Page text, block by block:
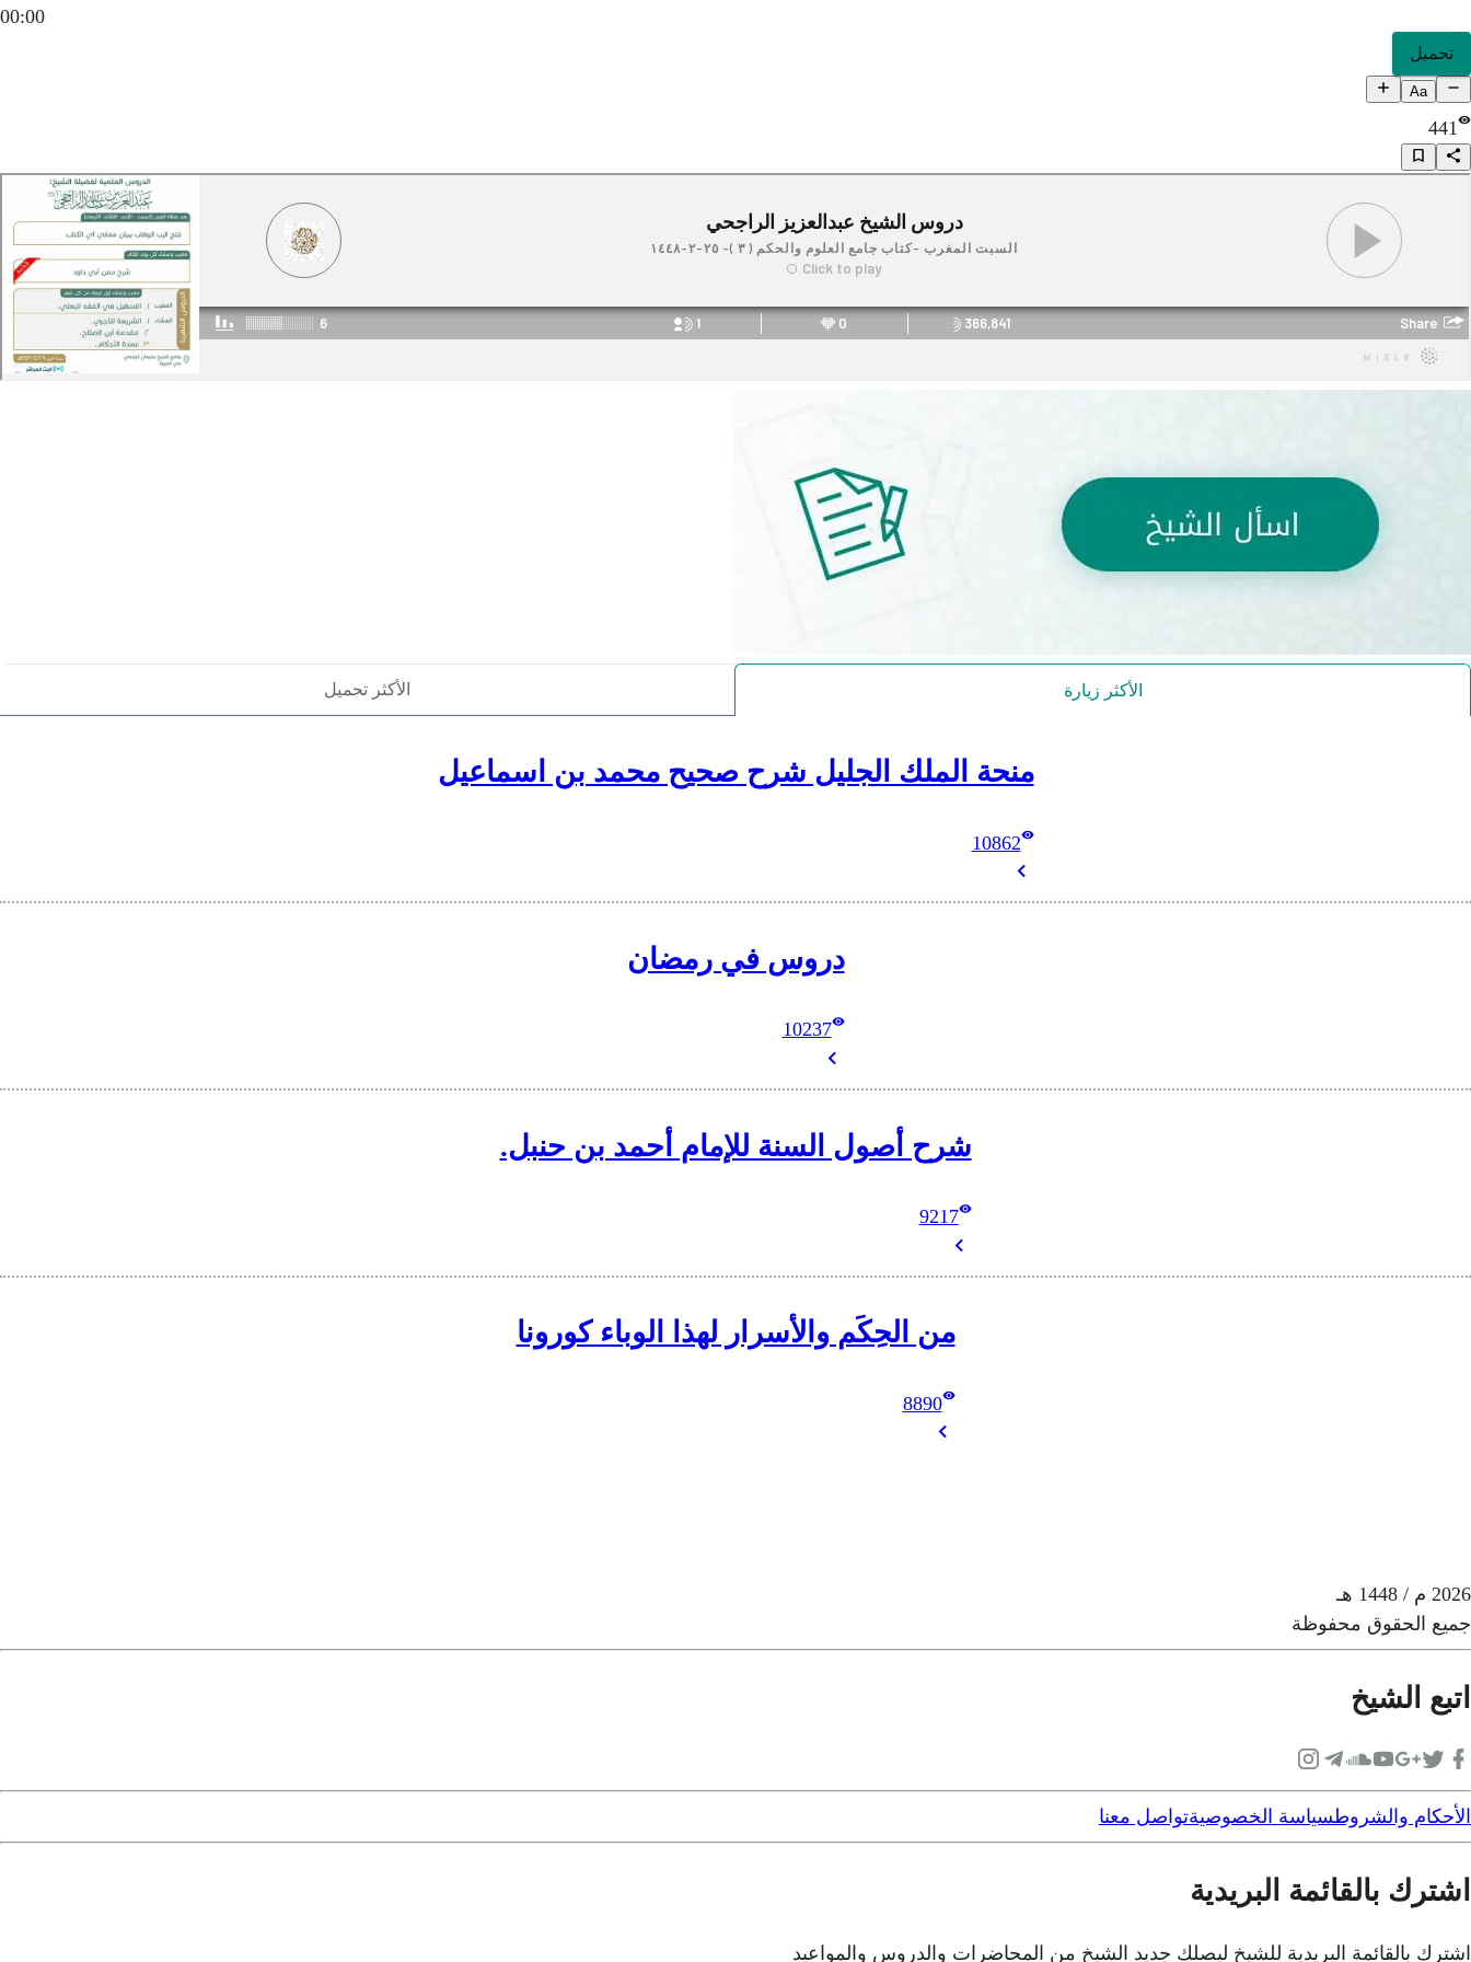
00:00
تحميل
Aa
441
الأكثر زيارة الأكثر تحميل
منحة الملك الجليل شرح صحيح محمد بن اسماعيل
10862
دروس في رمضان
10237
شرح أصول السنة للإمام أحمد بن حنبل.
9217
من الحِكَم والأسرار لهذا الوباء كورونا
8890
2026 م / 1448 هـ
جميع الحقوق محفوظة
اتبع الشيخ
الأحكام والشروطسياسة الخصوصيةتواصل معنا
اشترك بالقائمة البريدية
اشترك بالقائمة البريدية للشيخ ليصلك جديد الشيخ من المحاضرات والدروس والمواعيد